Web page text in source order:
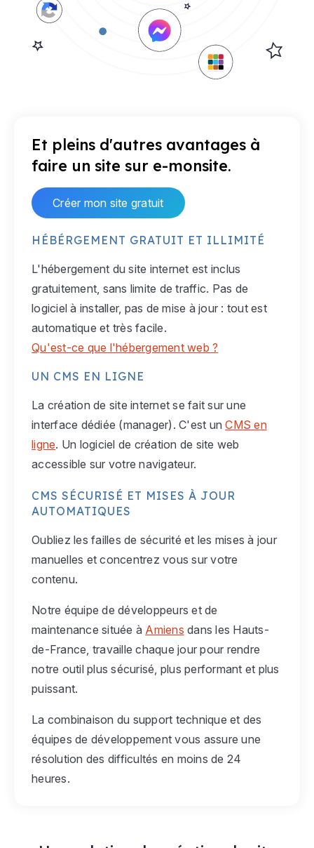
Et pleins d'autres avantages à
faire un site sur e-monsite.
Créer mon site gratuit
HÉBÉRGEMENT GRATUIT ET ILLIMITÉ
L'hébergement du site internet est inclus
gratuitement, sans limite de traffic. Pas de
logiciel à installer, pas de mise à jour : tout est
automatique et très facile.
Qu'est-ce que l'hébergement web ?
UN CMS EN LIGNE
La création de site internet se fait sur une
interface dédiée (manager). C'est unCMS en
ligne. Un logiciel de création de site web
accessible sur votre navigateur.
CMS SÉCURISÉ ET MISES À JOUR
AUTOMATIQUES
Oubliez les failles de sécurité et les mises à jour
manuelles et concentrez vous sur votre
contenu.
Notre équipe de développeurs et de
maintenance située à Amiens dans les Hauts-
de-France, travaille chaque jour pour rendre
notre outil plus sécurisé, plus performant et plus
puissant.
La combinaison du support technique et des
équipes de développement vous assure une
résolution des difficultés en moins de 24
heures.